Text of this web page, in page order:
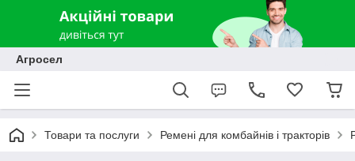
Агросел
Товари та послуги Ремені для комбайнів і тракторів